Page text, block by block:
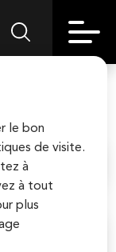
le bon
de visite.
à
à tout
plus
Skip to
site map
Rechercher sur